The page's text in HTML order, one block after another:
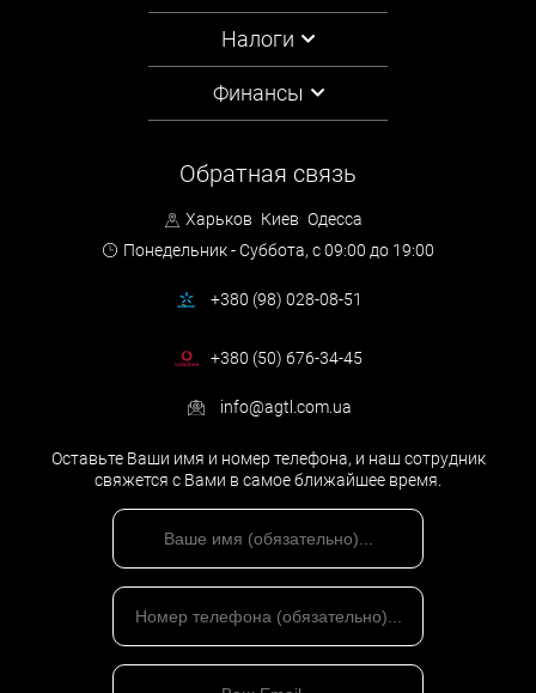
Налоги
Финансы
Обратная связь
Харьков Киев Одесса
Понедельник - Суббота, с 09:00 до 19:00
+380 (98) 028-08-51
+380 (50) 676-34-45
info@agtl.com.ua
Оставьте Ваши имя и номер телефона, и наш сотрудник
свяжется с Вами в самое ближайшее время.